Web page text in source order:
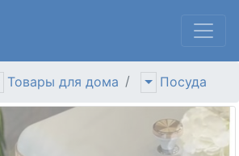
Товары для дома Посуда